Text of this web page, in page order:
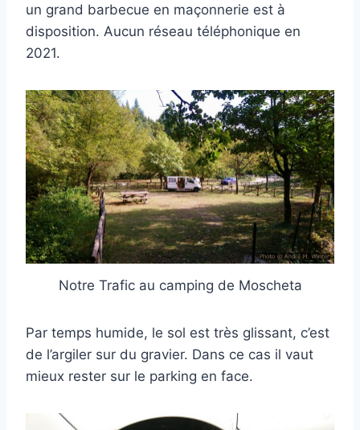
un grand barbecue en maçonnerie est à
disposition. Aucun réseau téléphonique en
2021.
Notre Trafic au camping de Moscheta
Par temps humide, le sol est très glissant, c’est
de l’argiler sur du gravier. Dans ce cas il vaut
mieux rester sur le parking en face.